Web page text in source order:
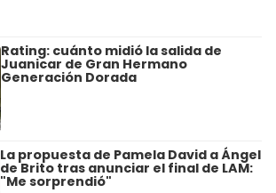
Rating: cuánto midió la salida de
Juanicar de Gran Hermano
Generación Dorada
La propuesta de Pamela David a Ángel
de Brito tras anunciar el final de LAM:
"Me sorprendió"